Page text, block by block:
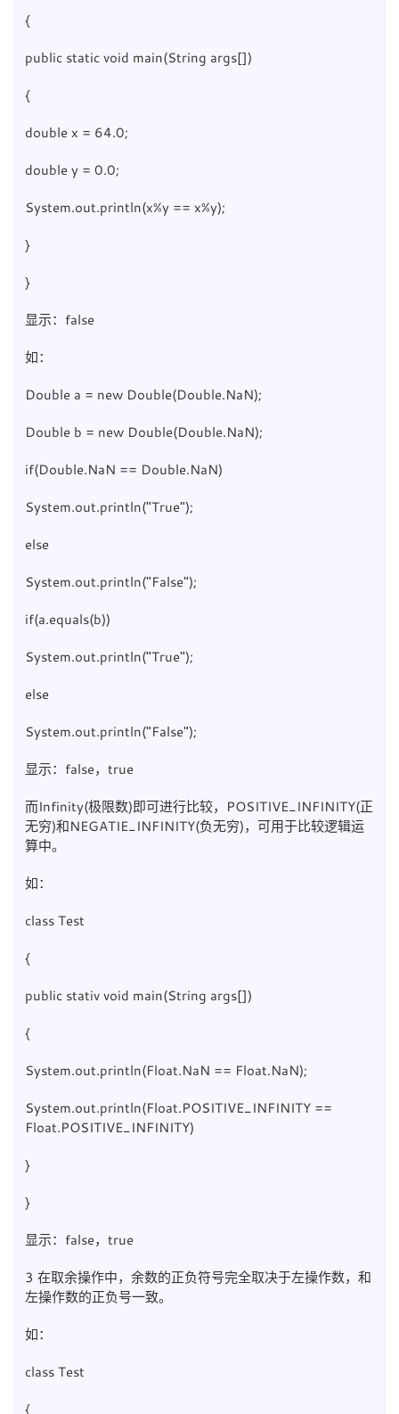
{
public static void main(String args[])
{
double x = 64.0;
double y = 0.0;
System.out.println(x%y == x%y);
}
}
显示：false
如：
Double a = new Double(Double.NaN);
Double b = new Double(Double.NaN);
if(Double.NaN == Double.NaN)
System.out.println("True");
else
System.out.println("False");
if(a.equals(b))
System.out.println("True");
else
System.out.println("False");
显示：false，true
而Infinity(极限数)即可进行比较，POSITIVE_INFINITY(正
无穷)和NEGATIE_INFINITY(负无穷)，可用于比较逻辑运
算中。
如：
class Test
{
public stativ void main(String args[])
{
System.out.println(Float.NaN == Float.NaN);
System.out.println(Float.POSITIVE_INFINITY ==
Float.POSITIVE_INFINITY)
}
}
显示：false，true
3 在取余操作中，余数的正负符号完全取决于左操作数，和
左操作数的正负号一致。
如：
class Test
{